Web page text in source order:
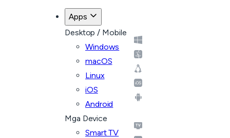
Apps
Desktop / Mobile
Windows
macOS
Linux
iOS
Android
Mga Device
Smart TV